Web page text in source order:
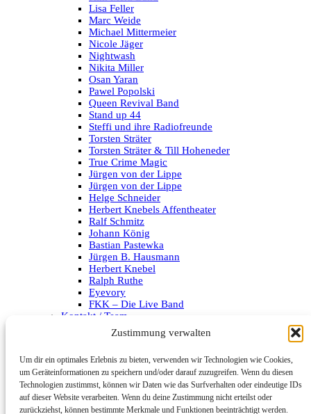
Zustimmung verwalten
Um dir ein optimales Erlebnis zu bieten, verwenden wir Technologien wie Cookies,
um Geräteinformationen zu speichern und/oder darauf zuzugreifen. Wenn du diesen
Technologien zustimmst, können wir Daten wie das Surfverhalten oder eindeutige IDs
auf dieser Website verarbeiten. Wenn du deine Zustimmung nicht erteilst oder
zurückziehst, können bestimmte Merkmale und Funktionen beeinträchtigt werden.
Lisa Feller
Marc Weide
Michael Mittermeier
Nicole Jäger
Nightwash
Nikita Miller
Osan Yaran
Pawel Popolski
Queen Revival Band
Stand up 44
Steffi und ihre Radiofreunde
Torsten Sträter
Torsten Sträter & Till Hoheneder
True Crime Magic
Jürgen von der Lippe
Jürgen von der Lippe
Helge Schneider
Herbert Knebels Affentheater
Ralf Schmitz
Johann König
Bastian Pastewka
Jürgen B. Hausmann
Herbert Knebel
Ralph Ruthe
Eyevory
FKK – Die Live Band
Kontakt / Team
Datenschutzerklärung
Archiv
Kategorien